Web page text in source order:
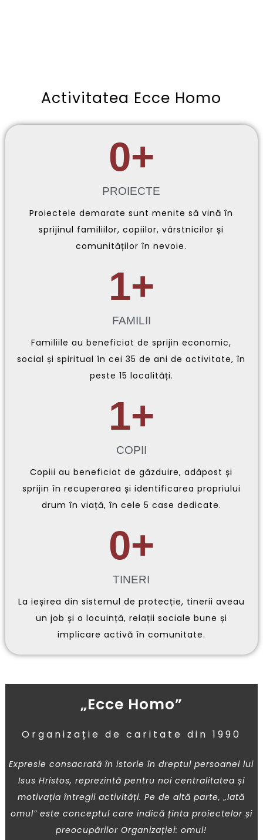
Activitatea Ecce Homo
PROIECTE
0+
Proiectele demarate sunt menite să vină în
sprijinul familiilor, copiilor, vârstnicilor și
comunităților în nevoie.
FAMILII
1+
Familiile au beneficiat de sprijin economic,
social și spiritual în cei 35 de ani de activitate, în
peste 15 localități.
COPII
1+
Copiii au beneficiat de găzduire, adăpost și
sprijin în recuperarea și identificarea propriului
drum în viață, în cele 5 case dedicate.
TINERI
0+
La ieșirea din sistemul de protecție, tinerii aveau
un job și o locuință, relații sociale bune și
implicare activă în comunitate.
„Ecce Homo”
Organizație de caritate din 1990
Expresie consacrată în istorie în dreptul persoanei lui
Isus Hristos, reprezintă pentru noi centralitatea și
motivația întregii activități. Pe de altă parte, „Iată
omul” este conceptul care indică ținta proiectelor și
preocupărilor Organizației: omul!